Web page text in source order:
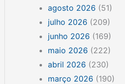
agosto 2026 (51)
julho 2026 (209)
junho 2026 (169)
maio 2026 (222)
abril 2026 (230)
março 2026 (190)